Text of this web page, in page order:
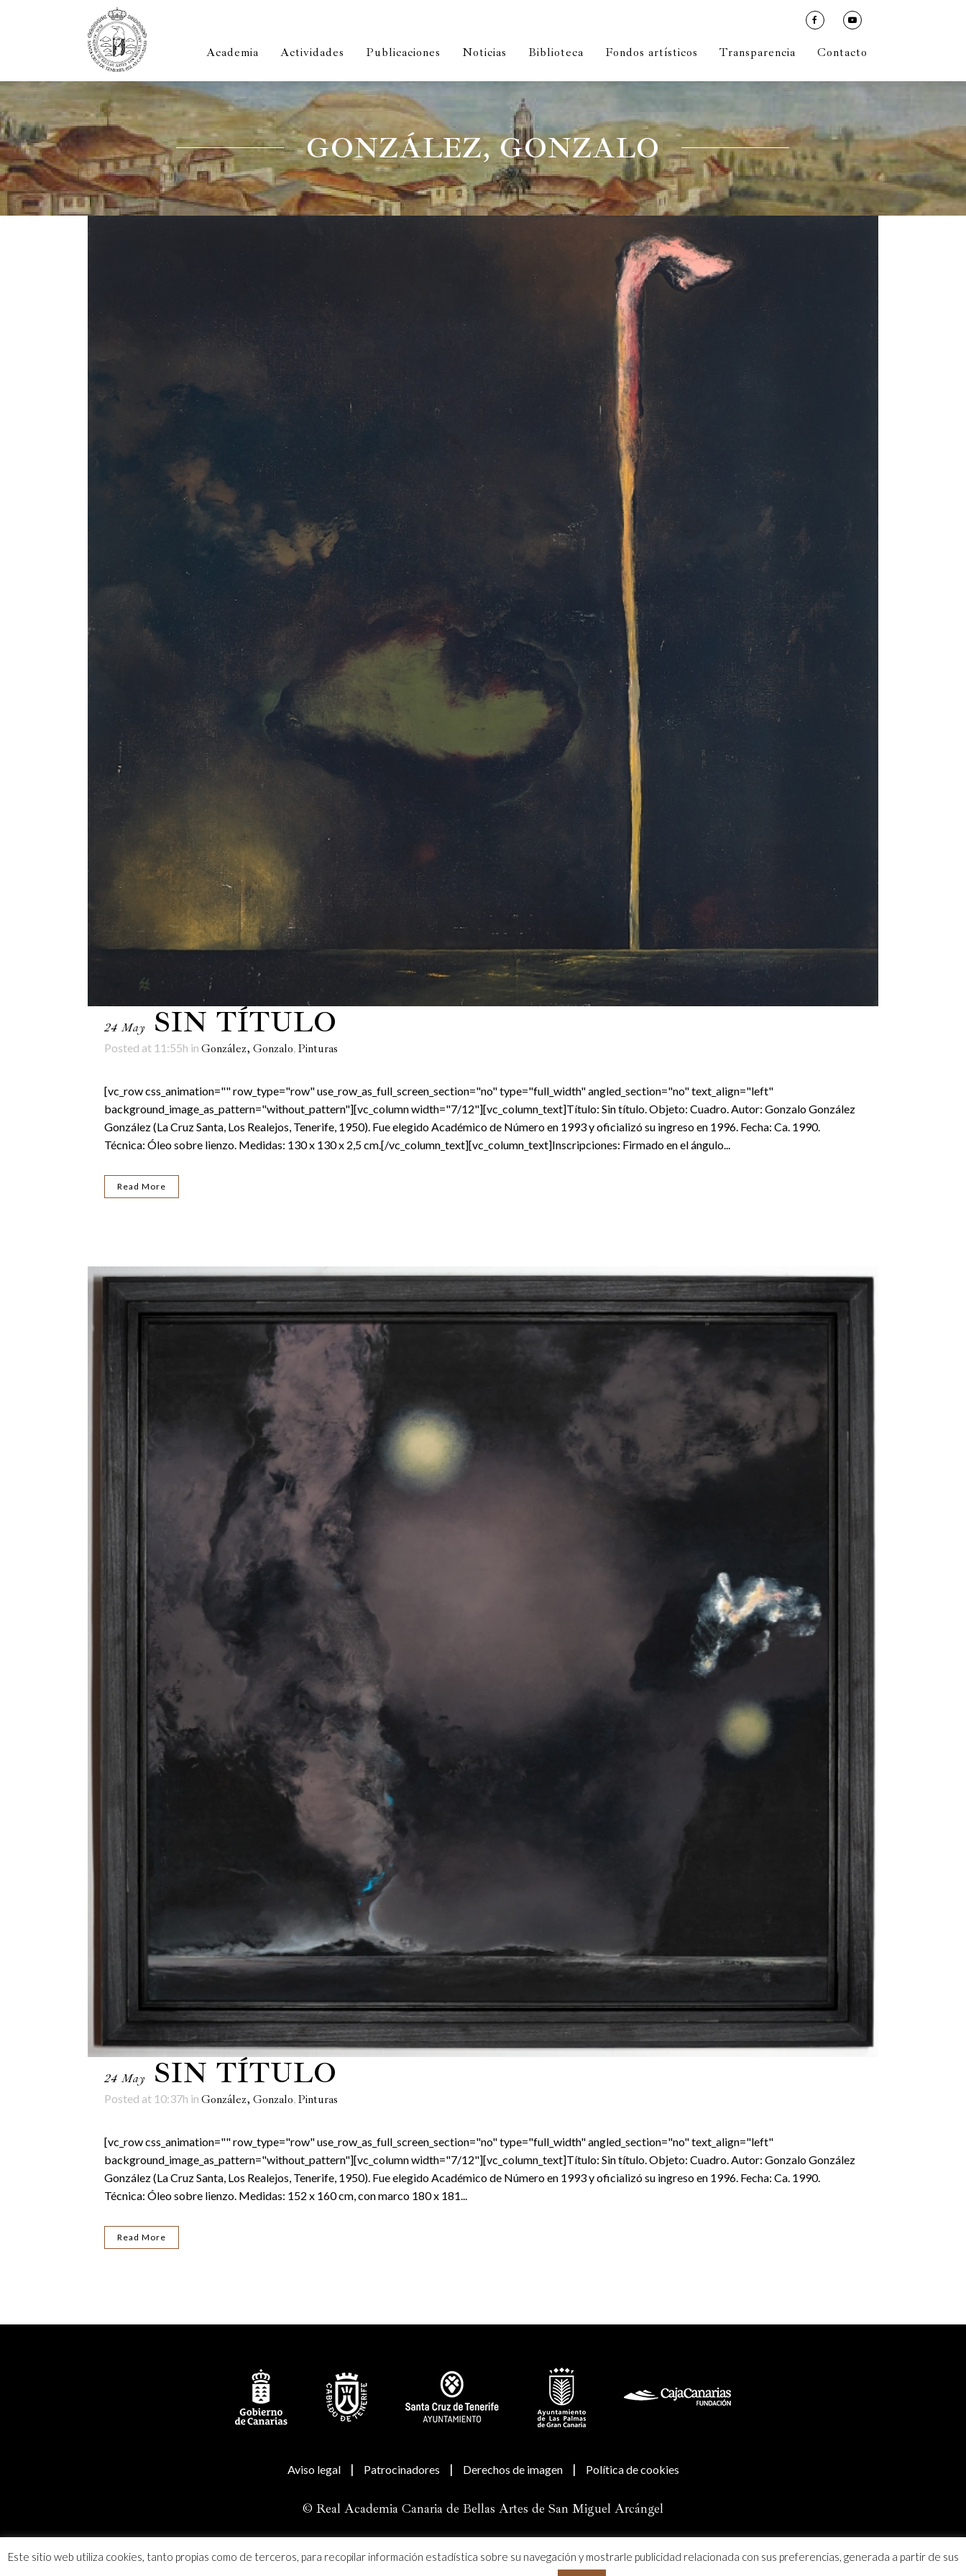
Academia Actividades Publicaciones Noticias Biblioteca Fondos artísticos Transparencia Contacto
GONZÁLEZ, GONZALO
24 May SIN TÍTULO
Posted at 11:55h in González, Gonzalo, Pinturas
[vc_row css_animation="" row_type="row" use_row_as_full_screen_section="no" type="full_width" angled_section="no" text_align="left"
background_image_as_pattern="without_pattern"][vc_column width="7/12"][vc_column_text]Título: Sin título. Objeto: Cuadro. Autor: Gonzalo González
González (La Cruz Santa, Los Realejos, Tenerife, 1950). Fue elegido Académico de Número en 1993 y oficializó su ingreso en 1996. Fecha: Ca. 1990.
Técnica: Óleo sobre lienzo. Medidas: 130 x 130 x 2,5 cm.[/vc_column_text][vc_column_text]Inscripciones: Firmado en el ángulo...
Read More
24 May SIN TÍTULO
Posted at 10:37h in González, Gonzalo, Pinturas
[vc_row css_animation="" row_type="row" use_row_as_full_screen_section="no" type="full_width" angled_section="no" text_align="left"
background_image_as_pattern="without_pattern"][vc_column width="7/12"][vc_column_text]Título: Sin título. Objeto: Cuadro. Autor: Gonzalo González
González (La Cruz Santa, Los Realejos, Tenerife, 1950). Fue elegido Académico de Número en 1993 y oficializó su ingreso en 1996. Fecha: Ca. 1990.
Técnica: Óleo sobre lienzo. Medidas: 152 x 160 cm, con marco 180 x 181...
Read More
Aviso legal | Patrocinadores | Derechos de imagen | Política de cookies
© Real Academia Canaria de Bellas Artes de San Miguel Arcángel
Este sitio web utiliza cookies, tanto propias como de terceros, para recopilar información estadística sobre su navegación y mostrarle publicidad relacionada con sus preferencias, generada a partir de sus